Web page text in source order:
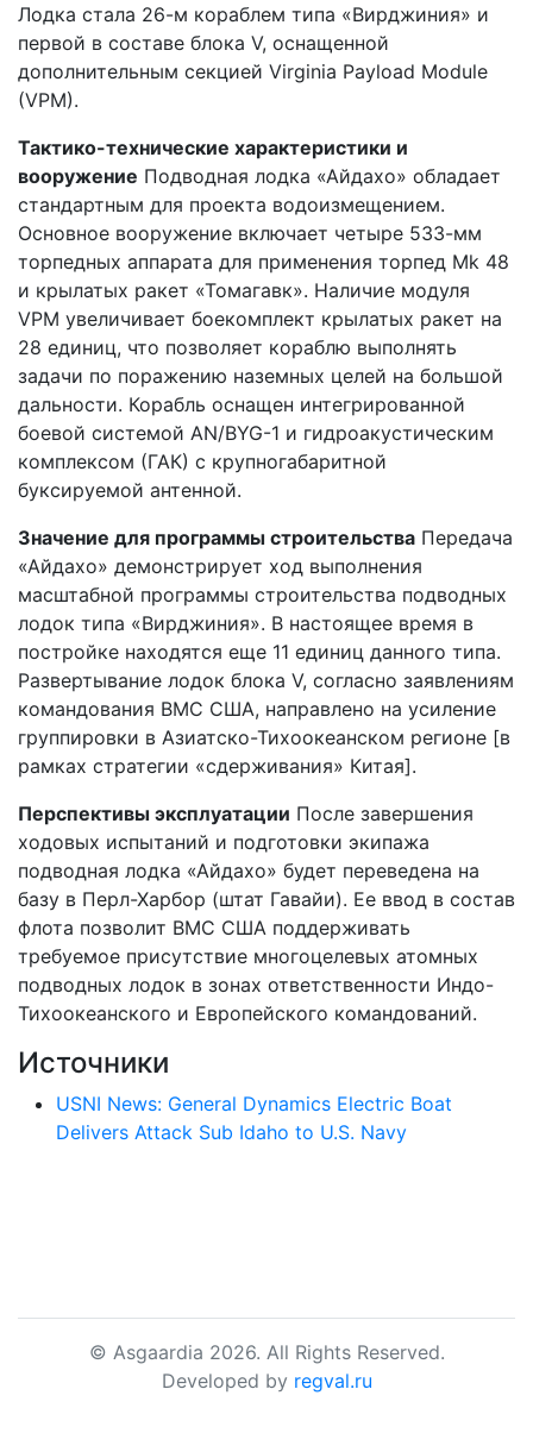
Лодка стала 26-м кораблем типа «Вирджиния» и
первой в составе блока V, оснащенной
дополнительным секцией Virginia Payload Module
(VPM).
Тактико-технические характеристики и
вооружение Подводная лодка «Айдахо» обладает
стандартным для проекта водоизмещением.
Основное вооружение включает четыре 533-мм
торпедных аппарата для применения торпед Mk 48
и крылатых ракет «Томагавк». Наличие модуля
VPM увеличивает боекомплект крылатых ракет на
28 единиц, что позволяет кораблю выполнять
задачи по поражению наземных целей на большой
дальности. Корабль оснащен интегрированной
боевой системой AN/BYG-1 и гидроакустическим
комплексом (ГАК) с крупногабаритной
буксируемой антенной.
Значение для программы строительства Передача
«Айдахо» демонстрирует ход выполнения
масштабной программы строительства подводных
лодок типа «Вирджиния». В настоящее время в
постройке находятся еще 11 единиц данного типа.
Развертывание лодок блока V, согласно заявлениям
командования ВМС США, направлено на усиление
группировки в Азиатско-Тихоокеанском регионе [в
рамках стратегии «сдерживания» Китая].
Перспективы эксплуатации После завершения
ходовых испытаний и подготовки экипажа
подводная лодка «Айдахо» будет переведена на
базу в Перл-Харбор (штат Гавайи). Ее ввод в состав
флота позволит ВМС США поддерживать
требуемое присутствие многоцелевых атомных
подводных лодок в зонах ответственности Индо-
Тихоокеанского и Европейского командований.
Источники
USNI News: General Dynamics Electric Boat
Delivers Attack Sub Idaho to U.S. Navy
© Asgaardia 2026. All Rights Reserved.
Developed by regval.ru